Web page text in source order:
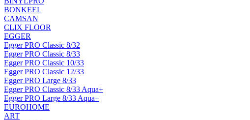
BONKEEL
CAMSAN
CLIX FLOOR
EGGER
Egger PRO Classic 8/32
Egger PRO Classic 8/33
Egger PRO Classic 10/33
Egger PRO Classic 12/33
Egger PRO Large 8/33
Egger PRO Classic 8/33 Aqua+
Egger PRO Large 8/33 Aqua+
EUROHOME
ART